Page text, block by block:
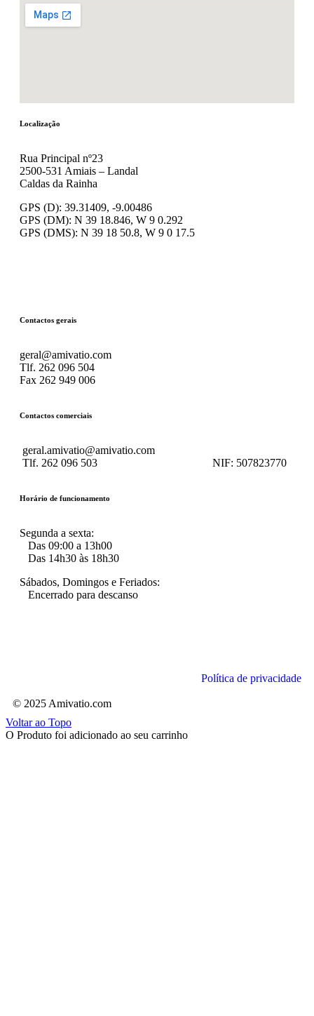
Localização
Rua Principal nº23
2500-531 Amiais – Landal
Caldas da Rainha
GPS (D): 39.31409, -9.00486
GPS (DM): N 39 18.846, W 9 0.292
GPS (DMS): N 39 18 50.8, W 9 0 17.5
Contactos gerais
geral@amivatio.com
Tlf. 262 096 504
Fax 262 949 006
Contactos comerciais
geral.amivatio@amivatio.com
Tlf. 262 096 503 NIF: 507823770
Horário de funcionamento
Segunda a sexta:
Das 09:00 a 13h00
Das 14h30 às 18h30
Sábados, Domingos e Feriados:
Encerrado para descanso
Política de privacidade
© 2025 Amivatio.com
Voltar ao Topo
O Produto foi adicionado ao seu carrinho